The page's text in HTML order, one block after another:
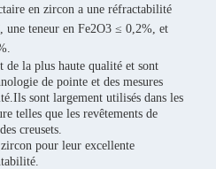
en zircon a une réfractabilité
une teneur en Fe2O3 ≤ 0,2%, et
de la plus haute qualité et sont
de pointe et des mesures
sont largement utilisés dans les
telles que les revêtements de
creusets.
pour leur excellente